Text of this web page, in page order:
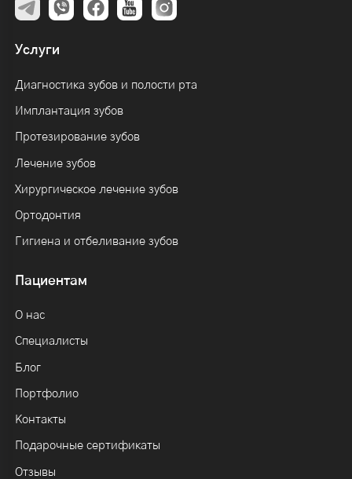
Услуги
Диагностика зубов и полости рта
Имплантация зубов
Протезирование зубов
Лечение зубов
Хирургическое лечение зубов
Ортодонтия
Гигиена и отбеливание зубов
Пациентам
О нас
Специалисты
Блог
Портфолио
Контакты
Подарочные сертификаты
Отзывы